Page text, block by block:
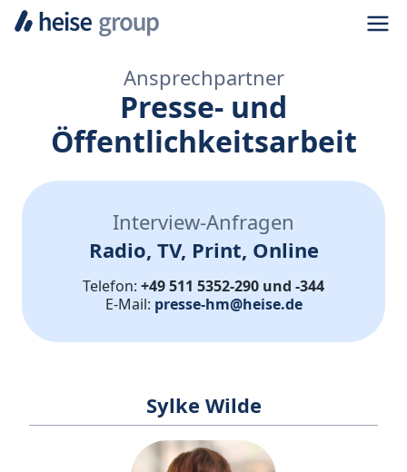
Ansprechpartner
Presse- und
Öffentlichkeitsarbeit
Interview-Anfragen
Radio, TV, Print, Online
Telefon: +49 511 5352-290 und -344
E-Mail: presse-hm@heise.de
Sylke Wilde